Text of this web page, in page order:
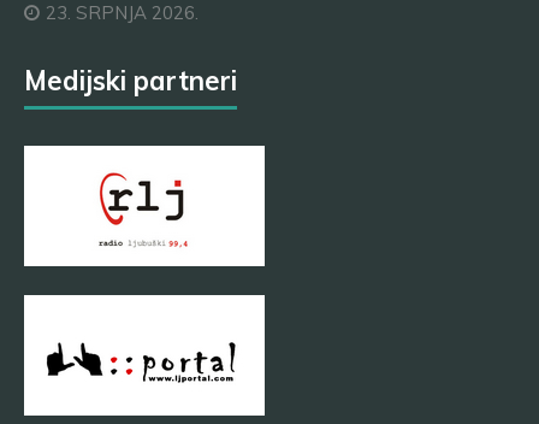
23. SRPNJA 2026.
Medijski partneri